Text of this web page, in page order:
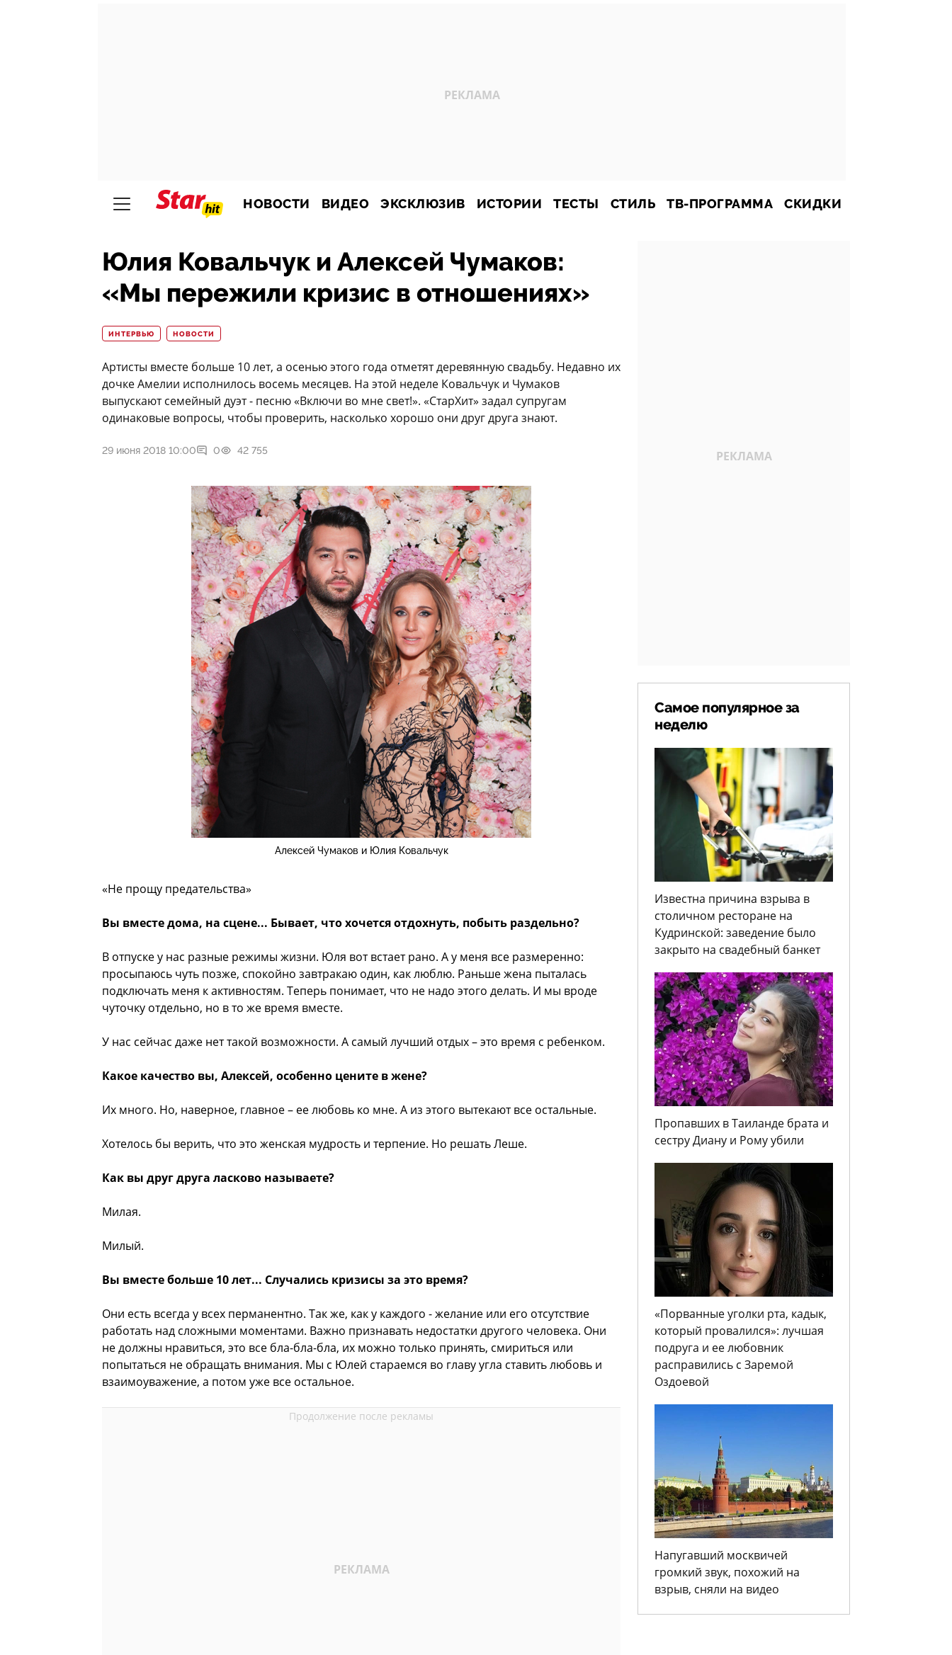
НОВОСТИ ВИДЕО ЭКСКЛЮЗИВ ИСТОРИИ ТЕСТЫ СТИЛЬ ТВ-ПРОГРАММА СКИДКИ
Юлия Ковальчук и Алексей Чумаков:
«Мы пережили кризис в отношениях»
ИНТЕРВЬЮ НОВОСТИ
Артисты вместе больше 10 лет, а осенью этого года отметят деревянную свадьбу. Недавно их
дочке Амелии исполнилось восемь месяцев. На этой неделе Ковальчук и Чумаков
выпускают семейный дуэт - песню «Включи во мне свет!». «СтарХит» задал супругам
одинаковые вопросы, чтобы проверить, насколько хорошо они друг друга знают.
29 июня 2018 10:00 0 42 755
Алексей Чумаков и Юлия Ковальчук
«Не прощу предательства»
Вы вместе дома, на сцене... Бывает, что хочется отдохнуть, побыть раздельно?
В отпуске у нас разные режимы жизни. Юля вот встает рано. А у меня все размеренно:
просыпаюсь чуть позже, спокойно завтракаю один, как люблю. Раньше жена пыталась
подключать меня к активностям. Теперь понимает, что не надо этого делать. И мы вроде
чуточку отдельно, но в то же время вместе.
У нас сейчас даже нет такой возможности. А самый лучший отдых – это время с ребенком.
Какое качество вы, Алексей, особенно цените в жене?
Их много. Но, наверное, главное – ее любовь ко мне. А из этого вытекают все остальные.
Хотелось бы верить, что это женская мудрость и терпение. Но решать Леше.
Как вы друг друга ласково называете?
Милая.
Милый.
Вы вместе больше 10 лет... Случались кризисы за это время?
Они есть всегда у всех перманентно. Так же, как у каждого - желание или его отсутствие
работать над сложными моментами. Важно признавать недостатки другого человека. Они
не должны нравиться, это все бла-бла-бла, их можно только принять, смириться или
попытаться не обращать внимания. Мы с Юлей стараемся во главу угла ставить любовь и
взаимоуважение, а потом уже все остальное.
Самое популярное за
неделю
Известна причина взрыва в
столичном ресторане на
Кудринской: заведение было
закрыто на свадебный банкет
Пропавших в Таиланде брата и
сестру Диану и Рому убили
«Порванные уголки рта, кадык,
который провалился»: лучшая
подруга и ее любовник
расправились с Заремой
Оздоевой
Напугавший москвичей
громкий звук, похожий на
взрыв, сняли на видео